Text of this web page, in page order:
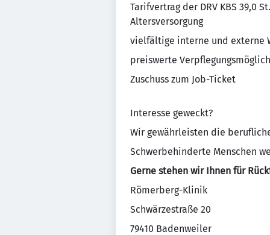
Tarifvertrag der DRV KBS 39,0
Altersversorgung
vielfältige interne und externe
preiswerte
Zuschuss zum Job-Ticket
Interesse geweckt?
Wir gewährleisten die
Schwerbehinderte Menschen
Gerne stehen wir Ihnen für
Römerberg-Klinik
Schwärzestraße 20
79410 Badenweiler